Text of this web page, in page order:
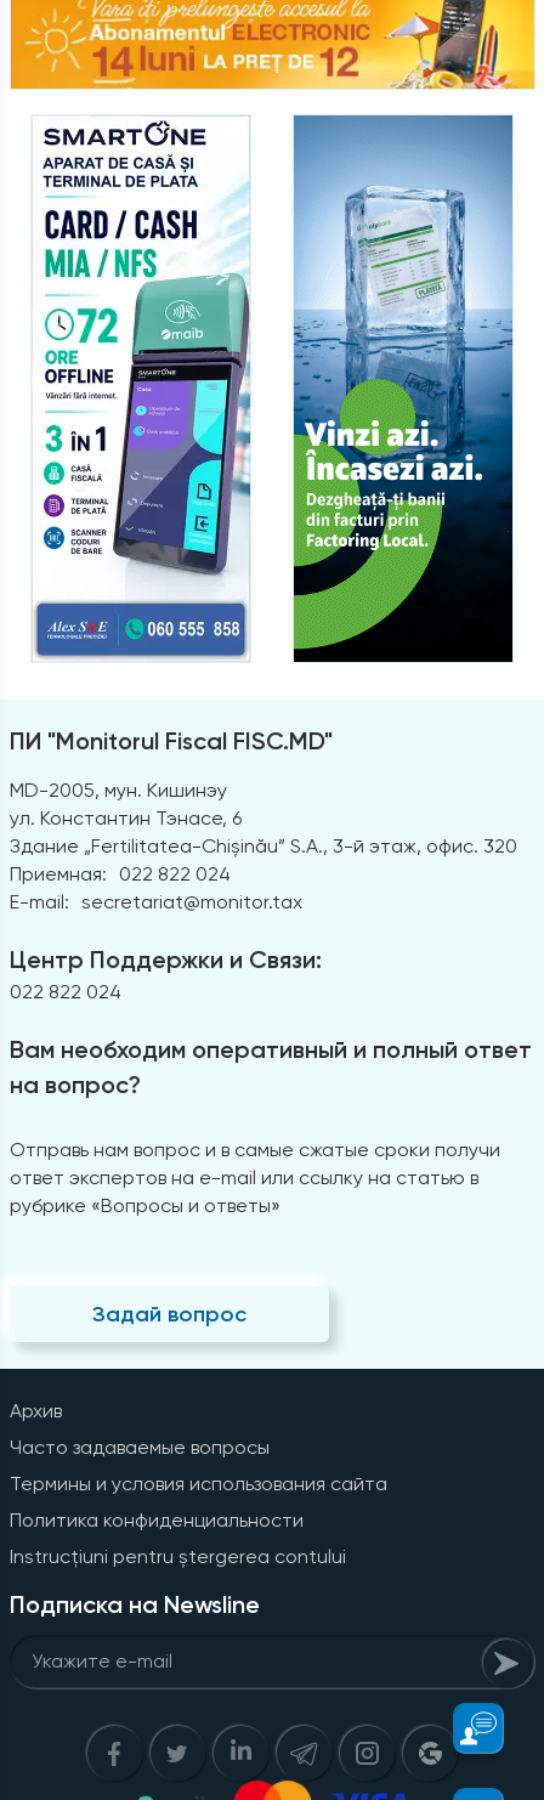
ПИ "Monitorul Fiscal FISC.MD"
MD-2005, мун. Кишинэу
ул. Константин Тэнасе, 6
Здание „Fertilitatea-Chișinău” S.A., 3-й этаж, офис. 320
Приемная:
022 822 024
E-mail: secretariat@monitor.tax
Центр Поддержки и Связи:
022 822 024
Вам необходим оперативный и полный ответ
на вопрос?
Отправь нам вопрос и в самые сжатые сроки получи
ответ экспертов на e-mail или ссылку на статью в
рубрике «Вопросы и ответы»
Задай вопрос
Архив
Часто задаваемые вопросы
Термины и условия использования сайта
Политика конфиденциальности
Instrucțiuni pentru ștergerea contului
Подписка на Newsline